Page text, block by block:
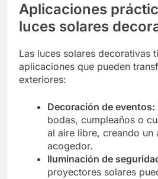
Aplicaciones
luces solares
Las luces solares decorativas
aplicaciones que pueden
exteriores:
Decoración de eventos:
bodas, cumpleaños o
al aire libre, creando un
acogedor.
Iluminación de
proyectores solares